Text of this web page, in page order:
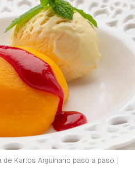
Karlos Arguiñano paso a paso |